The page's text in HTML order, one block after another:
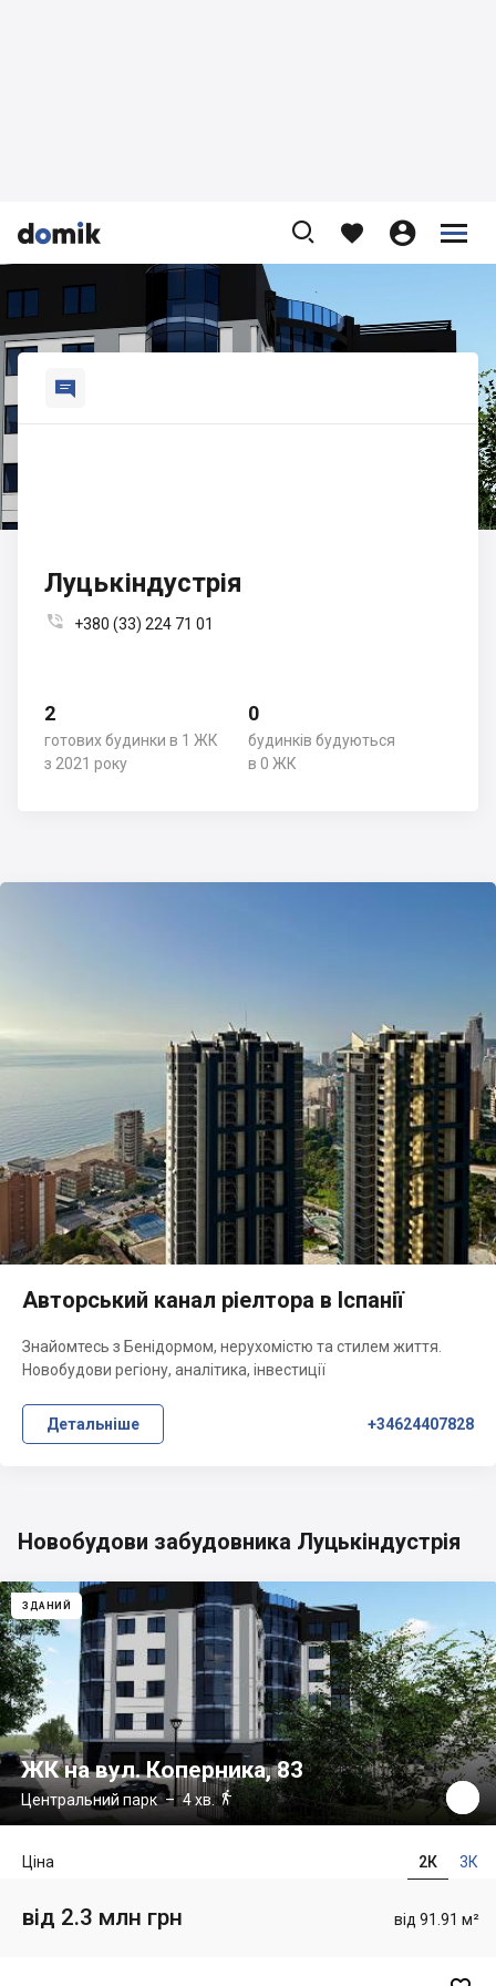


    



Луцькіндустрія
 +380 (33) 224 71 01
2
готових будинки в 1 ЖК
з 2021 року
0
будинків будуються
в 0 ЖК
Авторський канал ріелтора в Іспанії
Знайомтесь з Бенідормом, нерухомістю та стилем життя.
Новобудови регіону, аналітика, інвестиції
Детальніше +34624407828
Новобудови забудовника Луцькіндустрія
ЗДАНИЙ
ЖК на вул. Коперника, 83
Центральний парк– 4 хв.
2К 3К
Ціна
від 91.91 м²
від 2.3 млн грн